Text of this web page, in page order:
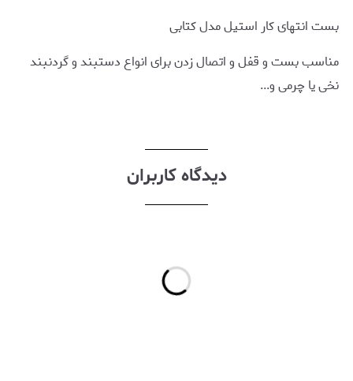
بست انتهای کار استیل مدل کتابی
مناسب بست و قفل و اتصال زدن برای انواع دستبند و گردنبند
نخی یا چرمی و...
دیدگاه کاربران